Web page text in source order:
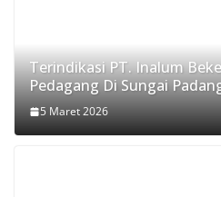
Terindikasi PT. Inalum
Pedagang Di Sungai
5 Maret 2026